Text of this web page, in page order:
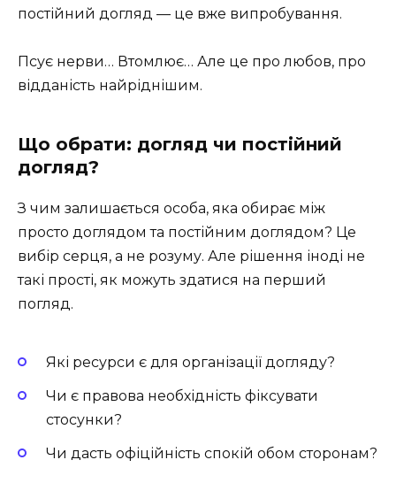
постійний догляд — це вже випробування.
Псує нерви… Втомлює… Але це про любов, про
відданість найріднішим.
Що обрати: догляд чи постійний
догляд?
З чим залишається особа, яка обирає між
просто доглядом та постійним доглядом? Це
вибір серця, а не розуму. Але рішення іноді не
такі прості, як можуть здатися на перший
погляд.
Які ресурси є для організації догляду?
Чи є правова необхідність фіксувати
стосунки?
Чи дасть офіційність спокій обом сторонам?